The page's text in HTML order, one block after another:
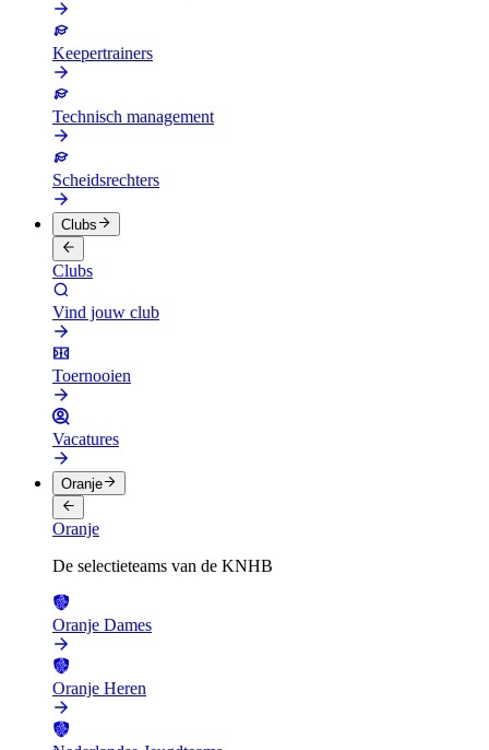
Keepertrainers
Technisch management
Scheidsrechters
Clubs
Clubs
Vind jouw club
Toernooien
Vacatures
Oranje
Oranje
De selectieteams van de KNHB
Oranje Dames
Oranje Heren